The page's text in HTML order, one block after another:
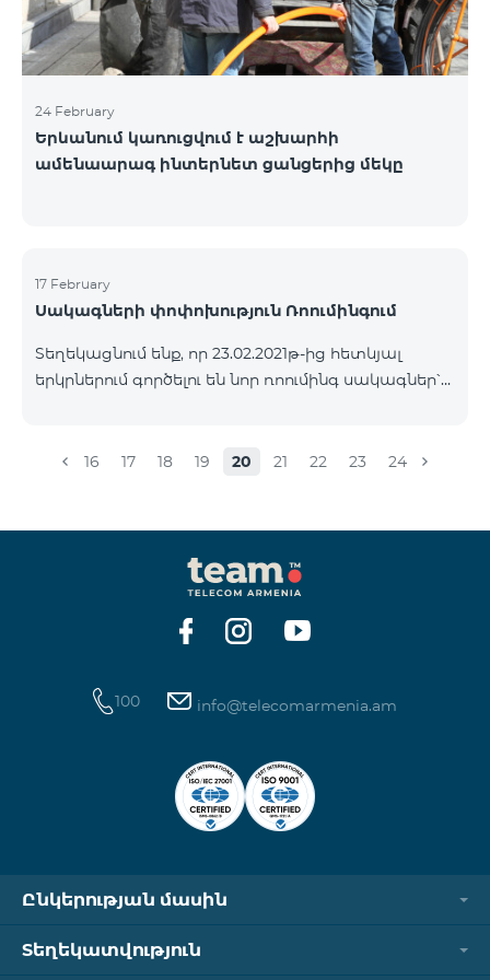
24 February
Երևանում կառուցվում է աշխարհի
ամենաարագ ինտերնետ ցանցերից մեկը
17 February
Սակագների փոփոխություն Ռոումինգում
Տեղեկացնում ենք, որ 23.02.2021թ-ից հետևյալ
երկրներում գործելու են նոր ռոումինգ սակագներ՝
Ելքային զանգեր Միջազգային՝ 2500 դրամ/րոպե
ցանկ՝ Բերմուդյան կղզիներ, Բուրկինա Ֆասո,
Կաբո Վերդե, Կուբա, Հասարակածային Գվինեա,
Եթովպիա, Գամբիա, Գվինեա, Մադագասկար,
Մալավի, Մալդիվներ, Մոնղոլիա, Նամիբիա, Նիգեր,
Սենեգալ, Սուդան, Սիրիա, Թունիս,
16 17 18 19 20 21 22 23 24
100 info@telecomarmenia.am
Ընկերության մասին
Տեղեկատվություն